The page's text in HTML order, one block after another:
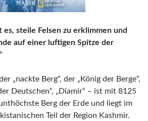
es, steile Felsen zu erklimmen und
auf einer luftigen Spitze der
„nackte Berg“, der „König der Berge“,
Deutschen“, „Diamir“ – ist mit 8125
Berg der Erde und liegt im
Teil der Region Kashmir.